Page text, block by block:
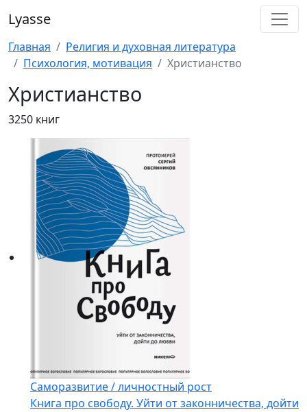
Lyasse
Главная
Религия и духовная литература
Психология, мотивация
Христианство
Христианство
3250 книг
Саморазвитие / личностный рост
Книга про свободу. Уйти от законничества, дойти